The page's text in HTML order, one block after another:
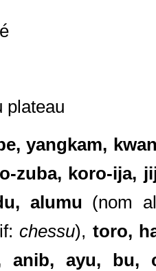
plateau
yangkam,
zuba, koro-ija,
alumu (nom
chessu), toro,
anib, ayu, bu,